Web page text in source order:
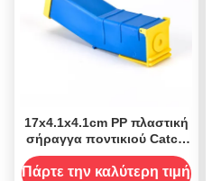
17x4.1x4.1cm PP πλαστική
σήραγγα ποντικιού Catch
Alive Επαγγελματική λύση
ελέγχου παρασίτων
Πάρτε την καλύτερη τιμή